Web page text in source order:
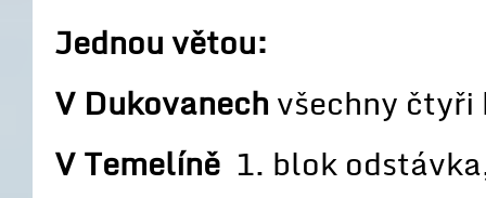
Jednou větou:
V Dukovanechvšechny
V Temelíně 1. blok